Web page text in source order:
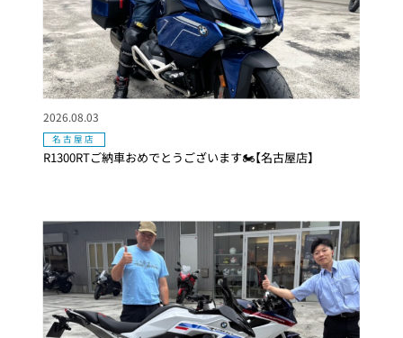
R1300RTご納車おめでとうございます🏍【名古屋店】
2026.08.03
名古屋店